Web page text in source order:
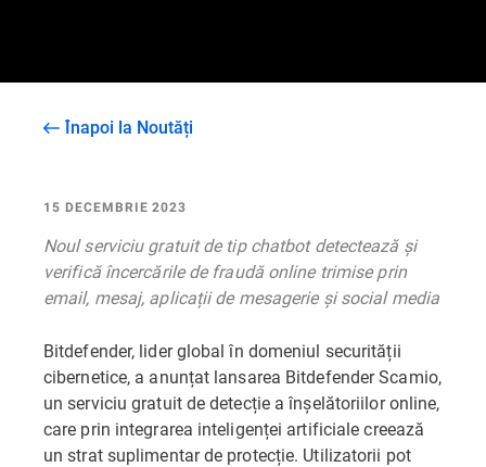
Înapoi la Noutăți
15 DECEMBRIE 2023
Noul serviciu gratuit de tip chatbot detectează și
verifică încercările de fraudă online trimise prin
email, mesaj, aplicații de mesagerie și social media
Bitdefender, lider global în domeniul securității
cibernetice, a anunțat lansarea Bitdefender Scamio,
un serviciu gratuit de detecție a înșelătoriilor online,
care prin integrarea inteligenței artificiale creează
un strat suplimentar de protecție. Utilizatorii pot